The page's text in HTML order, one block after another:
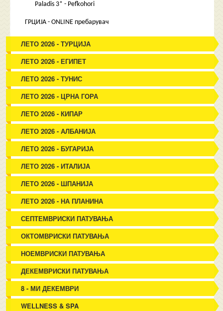
Paladis 3* - Pefkohori
ГРЦИЈА - ONLINE пребарувач
ЛЕТО 2026 - ТУРЦИЈА
ЛЕТО 2026 - ЕГИПЕТ
ЛЕТО 2026 - ТУНИС
ЛЕТО 2026 - ЦРНА ГОРА
ЛЕТО 2026 - КИПАР
ЛЕТО 2026 - АЛБАНИЈА
ЛЕТО 2026 - БУГАРИЈА
ЛЕТО 2026 - ИТАЛИЈА
ЛЕТО 2026 - ШПАНИЈА
ЛЕТО 2026 - НА ПЛАНИНА
СЕПТЕМВРИСКИ ПАТУВАЊА
ОКТОМВРИСКИ ПАТУВАЊА
НОЕМВРИСКИ ПАТУВАЊА
ДЕКЕМВРИСКИ ПАТУВАЊА
8 - МИ ДЕКЕМВРИ
WELLNESS & SPA